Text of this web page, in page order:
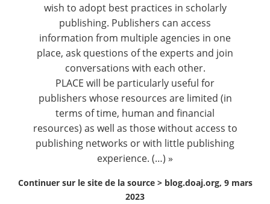
wish to adopt best practices in scholarly
publishing. Publishers can access
information from multiple agencies in one
place, ask questions of the experts and join
conversations with each other.
PLACE will be particularly useful for
publishers whose resources are limited (in
terms of time, human and financial
resources) as well as those without access to
publishing networks or with little publishing
experience. (…) »
Continuer sur le site de la source > blog.doaj.org, 9 mars
2023